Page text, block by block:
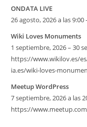
ONDATA LIVE
26 agosto, 2026 a las 9:00
Wiki Loves Monuments
1 septiembre, 2026 – 30
https://www.wikilov.es/
ia.es/wiki-loves-
Meetup WordPress
7 septiembre, 2026 a las
https://